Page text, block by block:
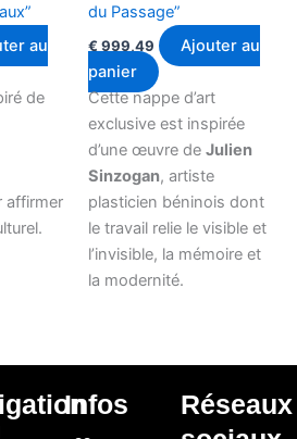
au
de
affirmer
du Passage”
€ 999,49
Ajouter au
panier
Cette nappe d’art
exclusive est inspirée
d’une œuvre de Julien
Sinzogan, artiste
plasticien béninois dont
le travail relie le visible et
l’invisible, la mémoire et
la modernité.
Infos
Réseaux